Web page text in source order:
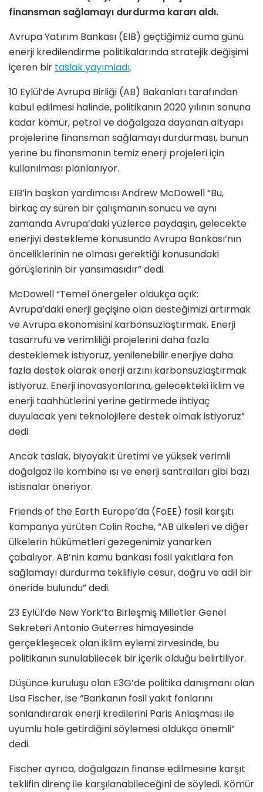
finansman sağlamayı durdurma kararı aldı.
Avrupa Yatırım Bankası (EIB) geçtiğimiz cuma günü
enerji kredilendirme politikalarında stratejik değişimi
içeren bir taslak yayımladı.
10 Eylül’de Avrupa Birliği (AB) Bakanları tarafından
kabul edilmesi halinde, politikanın 2020 yılının sonuna
kadar kömür, petrol ve doğalgaza dayanan altyapı
projelerine finansman sağlamayı durdurması, bunun
yerine bu finansmanın temiz enerji projeleri için
kullanılması planlanıyor.
EIB’in başkan yardımcısı Andrew McDowell “Bu,
birkaç ay süren bir çalışmanın sonucu ve aynı
zamanda Avrupa’daki yüzlerce paydaşın, gelecekte
enerjiyi destekleme konusunda Avrupa Bankası’nın
önceliklerinin ne olması gerektiği konusundaki
görüşlerinin bir yansımasıdır” dedi.
McDowell “Temel önergeler oldukça açık:
Avrupa’daki enerji geçişine olan desteğimizi artırmak
ve Avrupa ekonomisini karbonsuzlaştırmak. Enerji
tasarrufu ve verimliliği projelerini daha fazla
desteklemek istiyoruz, yenilenebilir enerjiye daha
fazla destek olarak enerji arzını karbonsuzlaştırmak
istiyoruz. Enerji inovasyonlarına, gelecekteki iklim ve
enerji taahhütlerini yerine getirmede ihtiyaç
duyulacak yeni teknolojilere destek olmak istiyoruz”
dedi.
Ancak taslak, biyoyakıt üretimi ve yüksek verimli
doğalgaz ile kombine ısı ve enerji santralları gibi bazı
istisnalar öneriyor.
Friends of the Earth Europe’da (FoEE) fosil karşıtı
kampanya yürüten Colin Roche, “AB ülkeleri ve diğer
ülkelerin hükümetleri gezegenimiz yanarken
çabalıyor. AB’nin kamu bankası fosil yakıtlara fon
sağlamayı durdurma teklifiyle cesur, doğru ve adil bir
öneride bulundu” dedi.
23 Eylül’de New York’ta Birleşmiş Milletler Genel
Sekreteri Antonio Guterres himayesinde
gerçekleşecek olan iklim eylemi zirvesinde, bu
politikanın sunulabilecek bir içerik olduğu belirtiliyor.
Düşünce kuruluşu olan E3G’de politika danışmanı olan
Lisa Fischer, ise “Bankanın fosil yakıt fonlarını
sonlandırarak enerji kredilerini Paris Anlaşması ile
uyumlu hale getirdiğini söylemesi oldukça önemli”
dedi.
Fischer ayrıca, doğalgazın finanse edilmesine karşıt
teklifin direnç ile karşılanabileceğini de söyledi. Kömür